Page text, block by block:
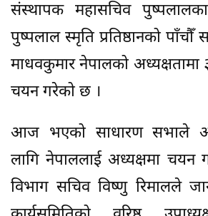
संस्थापक महासचिव
पुष्पलाल स्मृति प्रतिष्ठानको
माधवकुमार नेपालको
चयन गरेको छ ।
आज भएको साधारण सभाले
लागि नेपाललाई अध्यक्षमा चयन
विभाग सचिव विष्णु रिमालले